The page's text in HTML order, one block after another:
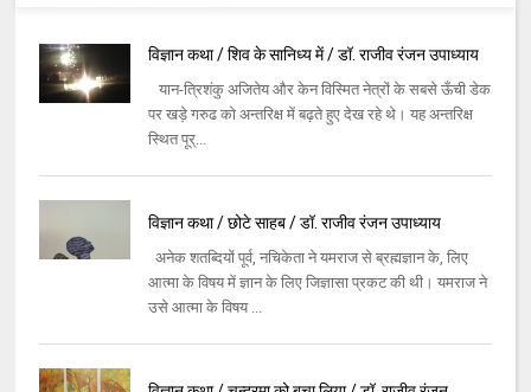
विज्ञान कथा / शिव के सानिध्य में / डॉ. राजीव रंजन उपाध्याय
यान-त्रिशंकु अजितेय और केन विस्मित नेत्रों के सबसे ऊँची डेक
पर खड़े गरुढ को अन्तरिक्ष में बढ़ते हुए देख रहे थे। यह अन्तरिक्ष
स्थित पूर्...
विज्ञान कथा / छोटे साहब / डॉ. राजीव रंजन उपाध्याय
अनेक शतब्दियों पूर्व, नचिकेता ने यमराज से ब्रह्मज्ञान के, लिए
आत्मा के विषय में ज्ञान के लिए जिज्ञासा प्रकट की थी। यमराज ने
उसे आत्मा के विषय ...